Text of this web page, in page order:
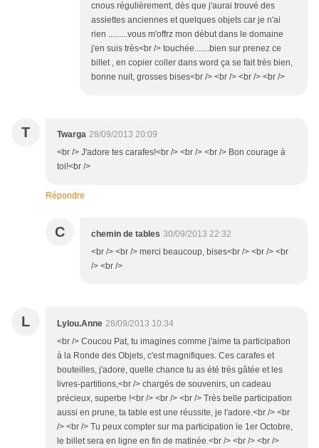
cnous régulièrement, dès que j'aurai trouvé des
assiettes anciennes et quelques objets car je n'ai
rien .........vous m'offrz mon début dans le domaine
j'en suis très<br /> touchée.......bien sur prenez ce
billet , en copier coller dans word ça se fait très bien,
bonne nuit, grosses bises<br /> <br /> <br /> <br />
T Twarga 28/09/2013 20:09
<br /> J'adore tes carafes!<br /> <br /> <br /> Bon courage à
toi!<br />
Répondre
C chemin de tables 30/09/2013 22:32
<br /> <br /> merci beaucoup, bises<br /> <br /> <br
/> <br />
L Lylou.Anne 28/09/2013 10:34
<br /> Coucou Pat, tu imagines comme j'aime ta participation
à la Ronde des Objets, c'est magnifiques. Ces carafes et
bouteilles, j'adore, quelle chance tu as été très gâtée et les
livres-partitions,<br /> chargés de souvenirs, un cadeau
précieux, superbe !<br /> <br /> <br /> Très belle participation
aussi en prune, ta table est une réussite, je l'adore.<br /> <br
/> <br /> Tu peux compter sur ma participation le 1er Octobre,
le billet sera en ligne en fin de matinée.<br /> <br /> <br />